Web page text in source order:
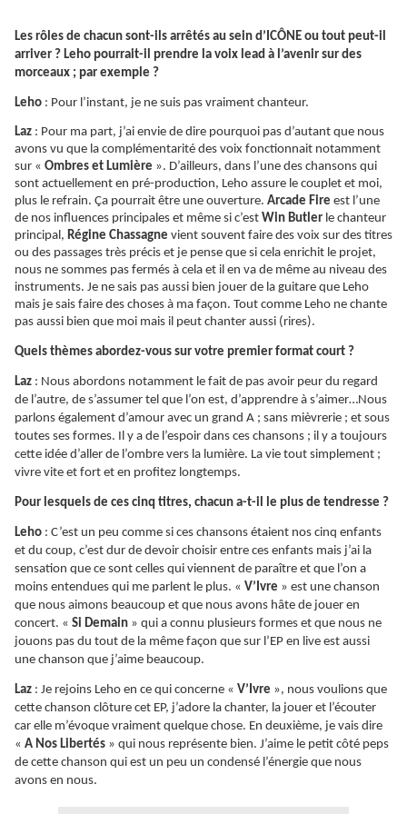
Les rôles de chacun sont-ils arrêtés au sein d’ICÔNE ou tout peut-il
arriver ? Leho pourrait-il prendre la voix lead à l’avenir sur des
morceaux ; par exemple ?
Leho : Pour l’instant, je ne suis pas vraiment chanteur.
Laz : Pour ma part, j’ai envie de dire pourquoi pas d’autant que nous
avons vu que la complémentarité des voix fonctionnait notamment
sur « Ombres et Lumière ». D’ailleurs, dans l’une des chansons qui
sont actuellement en pré-production, Leho assure le couplet et moi,
plus le refrain. Ça pourrait être une ouverture. Arcade Fire est l’une
de nos influences principales et même si c’est Win Butler le chanteur
principal, Régine Chassagne vient souvent faire des voix sur des titres
ou des passages très précis et je pense que si cela enrichit le projet,
nous ne sommes pas fermés à cela et il en va de même au niveau des
instruments. Je ne sais pas aussi bien jouer de la guitare que Leho
mais je sais faire des choses à ma façon. Tout comme Leho ne chante
pas aussi bien que moi mais il peut chanter aussi (rires).
Quels thèmes abordez-vous sur votre premier format court ?
Laz : Nous abordons notamment le fait de pas avoir peur du regard
de l’autre, de s’assumer tel que l’on est, d’apprendre à s’aimer…Nous
parlons également d’amour avec un grand A ; sans mièvrerie ; et sous
toutes ses formes. Il y a de l’espoir dans ces chansons ; il y a toujours
cette idée d’aller de l’ombre vers la lumière. La vie tout simplement ;
vivre vite et fort et en profitez longtemps.
Pour lesquels de ces cinq titres, chacun a-t-il le plus de tendresse ?
Leho : C’est un peu comme si ces chansons étaient nos cinq enfants
et du coup, c’est dur de devoir choisir entre ces enfants mais j’ai la
sensation que ce sont celles qui viennent de paraître et que l’on a
moins entendues qui me parlent le plus. « V’Ivre » est une chanson
que nous aimons beaucoup et que nous avons hâte de jouer en
concert. « Si Demain » qui a connu plusieurs formes et que nous ne
jouons pas du tout de la même façon que sur l’EP en live est aussi
une chanson que j’aime beaucoup.
Laz : Je rejoins Leho en ce qui concerne « V’Ivre », nous voulions que
cette chanson clôture cet EP, j’adore la chanter, la jouer et l’écouter
car elle m’évoque vraiment quelque chose. En deuxième, je vais dire
« A Nos Libertés » qui nous représente bien. J’aime le petit côté peps
de cette chanson qui est un peu un condensé l’énergie que nous
avons en nous.